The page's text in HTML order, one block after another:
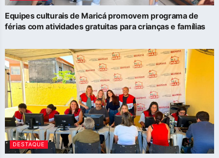
Equipes culturais de Maricá promovem programa de
férias com atividades gratuitas para crianças e famílias
DESTAQUE